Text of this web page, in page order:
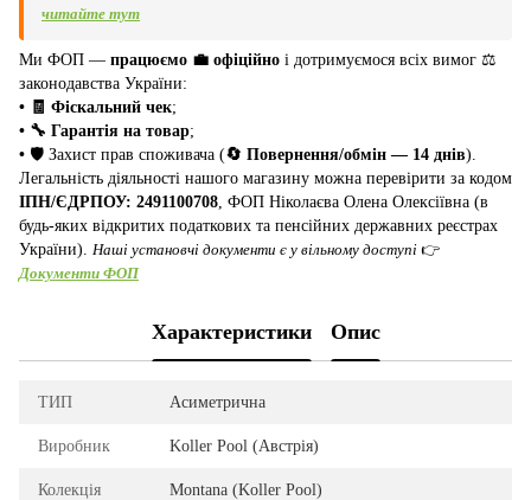
читайте тут
Ми ФОП — працюємо 💼 офіційно і дотримуємося всіх вимог ⚖️
законодавства України:
• 🧾 Фіскальний чек;
• 🔧 Гарантія на товар;
• 🛡️ Захист прав споживача (🔄 Повернення/обмін — 14 днів).
Легальність діяльності нашого магазину можна перевірити за кодом
ІПН/ЄДРПОУ: 2491100708 , ФОП Ніколаєва Олена Олексіївна (в
будь-яких відкритих податкових та пенсійних державних реєстрах
України). Наші установчі документи є у вільному доступі 👉
Документи ФОП
Характеристики Опис
ТИП Асиметрична
Виробник Koller Pool (Австрія)
Колекція Montana (Koller Pool)